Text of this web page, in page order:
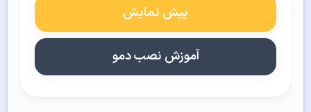
پیش نمایش
آموزش نصب دمو